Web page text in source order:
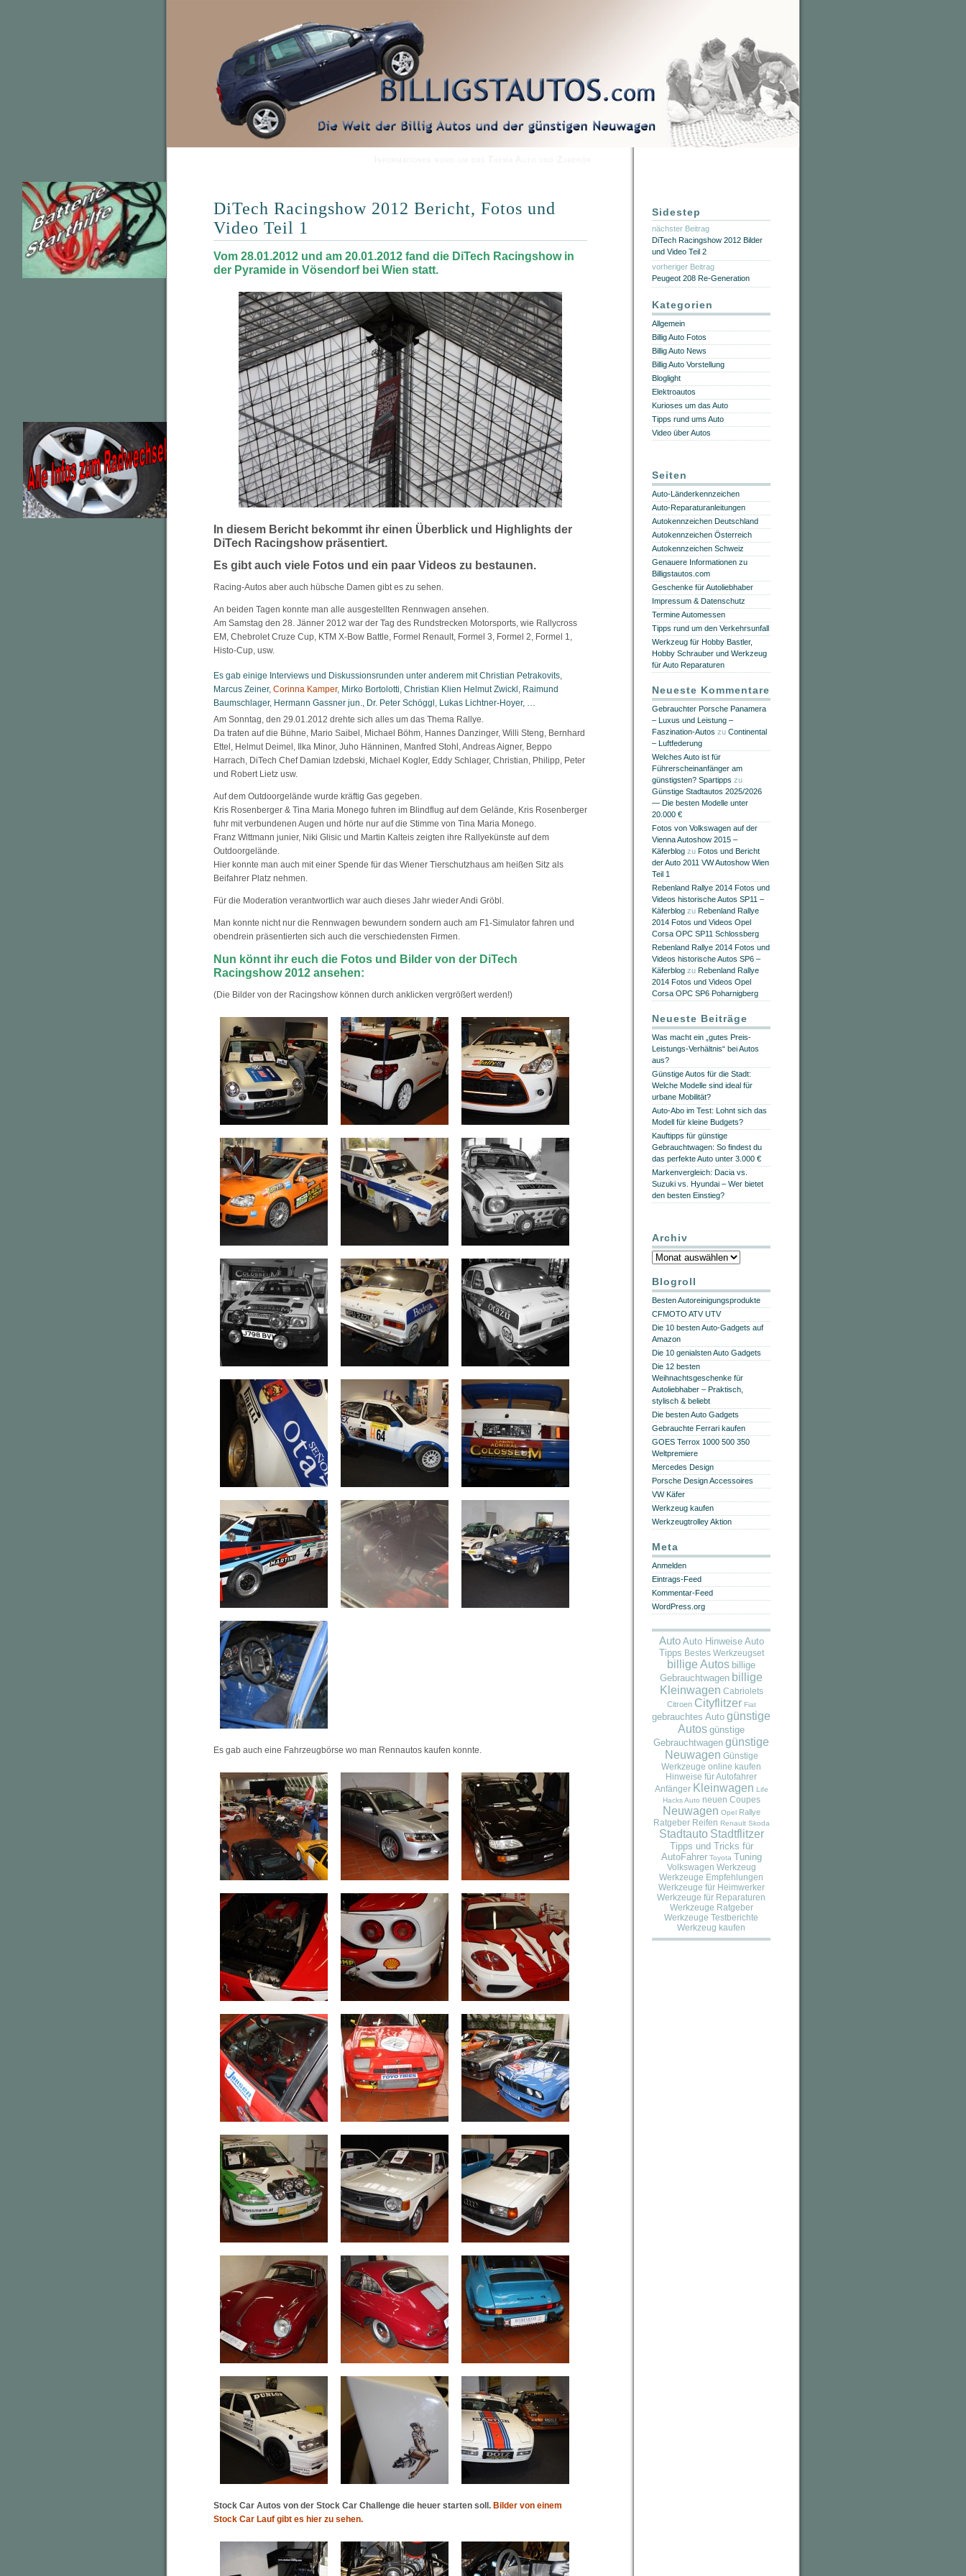
DiTech Racingshow 2012 Bericht, Fotos und
Video Teil 1
Vom 28.01.2012 und am 20.01.2012 fand die DiTech Racingshow in
der Pyramide in Vösendorf bei Wien statt.
In diesem Bericht bekommt ihr einen Überblick und Highlights der
DiTech Racingshow präsentiert.
Es gibt auch viele Fotos und ein paar Videos zu bestaunen.
Racing-Autos aber auch hübsche Damen gibt es zu sehen.
An beiden Tagen konnte man alle ausgestellten Rennwagen ansehen.
Am Samstag den 28. Jänner 2012 war der Tag des Rundstrecken Motorsports, wie Rallycross
EM, Chebrolet Cruze Cup, KTM X-Bow Battle, Formel Renault, Formel 3, Formel 2, Formel 1,
Histo-Cup, usw.
Es gab einige Interviews und Diskussionsrunden unter anderem mit Christian Petrakovits,
Marcus Zeiner, Corinna Kamper, Mirko Bortolotti, Christian Klien Helmut Zwickl, Raimund
Baumschlager, Hermann Gassner jun., Dr. Peter Schöggl, Lukas Lichtner-Hoyer, …
Am Sonntag, den 29.01.2012 drehte sich alles um das Thema Rallye.
Da traten auf die Bühne, Mario Saibel, Michael Böhm, Hannes Danzinger, Willi Steng, Bernhard
Ettel, Helmut Deimel, Ilka Minor, Juho Hänninen, Manfred Stohl, Andreas Aigner, Beppo
Harrach, DiTech Chef Damian Izdebski, Michael Kogler, Eddy Schlager, Christian, Philipp, Peter
und Robert Lietz usw.
Auf dem Outdoorgelände wurde kräftig Gas gegeben.
Kris Rosenberger & Tina Maria Monego fuhren im Blindflug auf dem Gelände, Kris Rosenberger
fuhr mit verbundenen Augen und hörte nur auf die Stimme von Tina Maria Monego.
Franz Wittmann junier, Niki Glisic und Martin Kalteis zeigten ihre Rallyekünste auf dem
Outdoorgelände.
Hier konnte man auch mit einer Spende für das Wiener Tierschutzhaus am heißen Sitz als
Beifahrer Platz nehmen.
Für die Moderation verantwortlich war auch dieses Jahr wieder Andi Gröbl.
Man konnte nicht nur die Rennwagen bewundern sondern auch am F1-Simulator fahren und
obendrein präsentierten sich auch die verschiedensten Firmen.
Nun könnt ihr euch die Fotos und Bilder von der DiTech
Racingshow 2012 ansehen:
(Die Bilder von der Racingshow können durch anklicken vergrößert werden!)
Es gab auch eine Fahrzeugbörse wo man Rennautos kaufen konnte.
Stock Car Autos von der Stock Car Challenge die heuer starten soll. Bilder von einem
Stock Car Lauf gibt es hier zu sehen.
Sidestep
nächster Beitrag
DiTech Racingshow 2012 Bilder
und Video Teil 2
vorheriger Beitrag
Peugeot 208 Re-Generation
Kategorien
Allgemein
Billig Auto Fotos
Billig Auto News
Billig Auto Vorstellung
Bloglight
Elektroautos
Kurioses um das Auto
Tipps rund ums Auto
Video über Autos
Seiten
Auto-Länderkennzeichen
Auto-Reparaturanleitungen
Autokennzeichen Deutschland
Autokennzeichen Österreich
Autokennzeichen Schweiz
Genauere Informationen zu
Billigstautos.com
Geschenke für Autoliebhaber
Impressum & Datenschutz
Termine Automessen
Tipps rund um den Verkehrsunfall
Werkzeug für Hobby Bastler,
Hobby Schrauber und Werkzeug
für Auto Reparaturen
Neueste Kommentare
Gebrauchter Porsche Panamera
– Luxus und Leistung –
Faszination-Autos zu Continental
– Luftfederung
Welches Auto ist für
Führerscheinanfänger am
günstigsten? Spartipps zu
Günstige Stadtautos 2025/2026
— Die besten Modelle unter
20.000 €
Fotos von Volkswagen auf der
Vienna Autoshow 2015 –
Käferblog zu Fotos und Bericht
der Auto 2011 VW Autoshow Wien
Teil 1
Rebenland Rallye 2014 Fotos und
Videos historische Autos SP11 –
Käferblog zu Rebenland Rallye
2014 Fotos und Videos Opel
Corsa OPC SP11 Schlossberg
Rebenland Rallye 2014 Fotos und
Videos historische Autos SP6 –
Käferblog zu Rebenland Rallye
2014 Fotos und Videos Opel
Corsa OPC SP6 Poharnigberg
Neueste Beiträge
Was macht ein „gutes Preis-
Leistungs-Verhältnis“ bei Autos
aus?
Günstige Autos für die Stadt:
Welche Modelle sind ideal für
urbane Mobilität?
Auto-Abo im Test: Lohnt sich das
Modell für kleine Budgets?
Kauftipps für günstige
Gebrauchtwagen: So findest du
das perfekte Auto unter 3.000 €
Markenvergleich: Dacia vs.
Suzuki vs. Hyundai – Wer bietet
den besten Einstieg?
Archiv
Archiv
Blogroll
Besten Autoreinigungsprodukte
CFMOTO ATV UTV
Die 10 besten Auto-Gadgets auf
Amazon
Die 10 genialsten Auto Gadgets
Die 12 besten
Weihnachtsgeschenke für
Autoliebhaber – Praktisch,
stylisch & beliebt
Die besten Auto Gadgets
Gebrauchte Ferrari kaufen
GOES Terrox 1000 500 350
Weltpremiere
Mercedes Design
Porsche Design Accessoires
VW Käfer
Werkzeug kaufen
Werkzeugtrolley Aktion
Meta
Anmelden
Eintrags-Feed
Kommentar-Feed
WordPress.org
Auto Auto Hinweise Auto
Tipps Bestes Werkzeugset
billige Autos billige
Gebrauchtwagen billige
Kleinwagen Cabriolets
Citroen Cityflitzer Fiat
gebrauchtes Auto günstige
Autos günstige
Gebrauchtwagen günstige
Neuwagen Günstige
Werkzeuge online kaufen
Hinweise für Autofahrer
Anfänger Kleinwagen Life
Hacks Auto neuen Coupes
Neuwagen Opel Rallye
Ratgeber Reifen Renault Skoda
Stadtauto Stadtflitzer
Tipps und Tricks für
AutoFahrer Toyota Tuning
Volkswagen Werkzeug
Werkzeuge Empfehlungen
Werkzeuge für Heimwerker
Werkzeuge für Reparaturen
Werkzeuge Ratgeber
Werkzeuge Testberichte
Werkzeug kaufen